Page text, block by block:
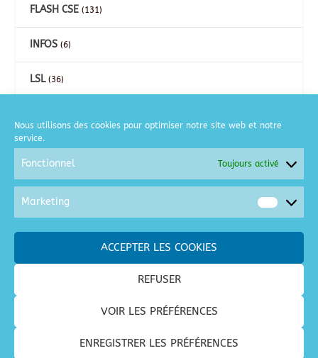
Nous utilisons des cookies pour optimiser notre site web et notre
service.
Fonctionnel Toujours activé
Marketing
ACCEPTER LES COOKIES
REFUSER
VOIR LES PRÉFÉRENCES
ENREGISTRER LES PRÉFÉRENCES
FLASH CSE (131)
INFOS (6)
LSL(36)
COURSE A PIED(2)
GOLF
MOTO(2)
SORTIES / LOISIRS(128)